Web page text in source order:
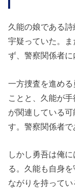
久能の娘である
宇疑っていた。
ず、警察関係者に
一方捜査を進め
ことと、久能が
が関連している
す。警察関係者で
しかし勇吾は俺
る。久能も自身
ながりを持って